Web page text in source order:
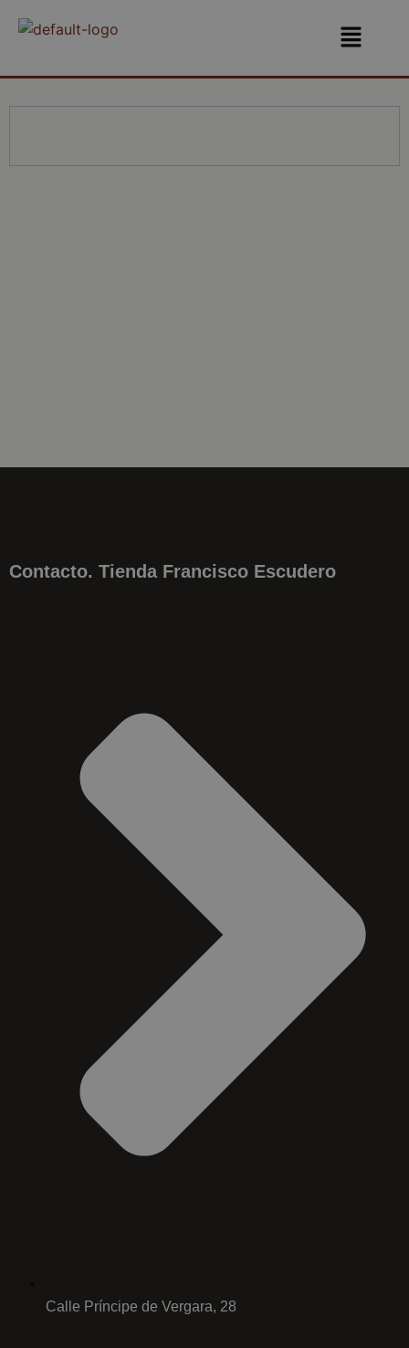
Contacto. Tienda Francisco Escudero
Calle Príncipe de Vergara, 28